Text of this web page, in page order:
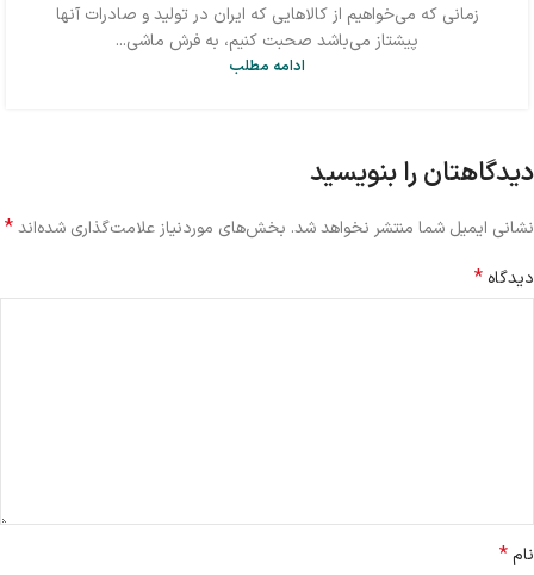
زمانی که می‌خواهیم از کالاهایی که ایران در تولید و صادرات آنها
پیشتاز می‌باشد صحبت کنیم، به فرش ماشی...
ادامه مطلب
دیدگاهتان را بنویسید
نشانی ایمیل شما منتشر نخواهد شد. بخش‌های موردنیاز علامت‌گذاری شده‌اند*
دیدگاه *
نام*